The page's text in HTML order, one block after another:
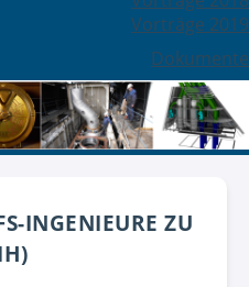
Vorträge 2019
Dokumente
INGENIEURE ZU